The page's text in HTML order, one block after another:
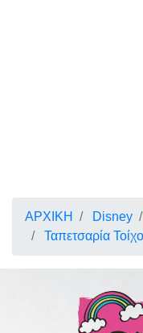
ΑΡΧΙΚΗ Disney
Ταπετσαρία